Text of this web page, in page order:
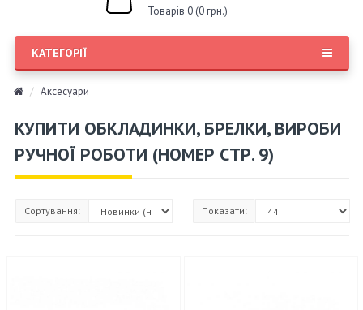
Товарів 0 (0 грн.)
КАТЕГОРІЇ
Аксесуари
КУПИТИ ОБКЛАДИНКИ, БРЕЛКИ, ВИРОБИ
РУЧНОЇ РОБОТИ (НОМЕР СТР. 9)
Сортування: Показати: